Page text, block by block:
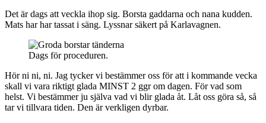
Det är dags att veckla ihop sig. Borsta gaddarna och nana kudden.
Mats har har tassat i säng. Lyssnar säkert på Karlavagnen.
Dags för proceduren.
Hör ni ni, ni. Jag tycker vi bestämmer oss för att i kommande vecka
skall vi vara riktigt glada MINST 2 ggr om dagen. För vad som
helst. Vi bestämmer ju själva vad vi blir glada åt. Låt oss göra så, så
tar vi tillvara tiden. Den är verkligen dyrbar.